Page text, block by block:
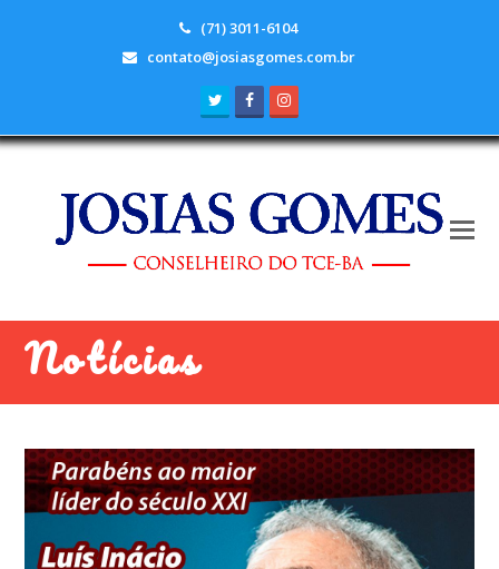
(71) 3011-6104
contato@josiasgomes.com.br
TwitterFacebook
Notícias